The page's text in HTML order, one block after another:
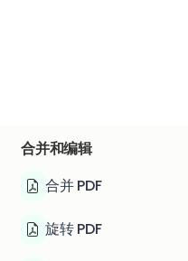
合并和编辑
合并 PDF
旋转 PDF